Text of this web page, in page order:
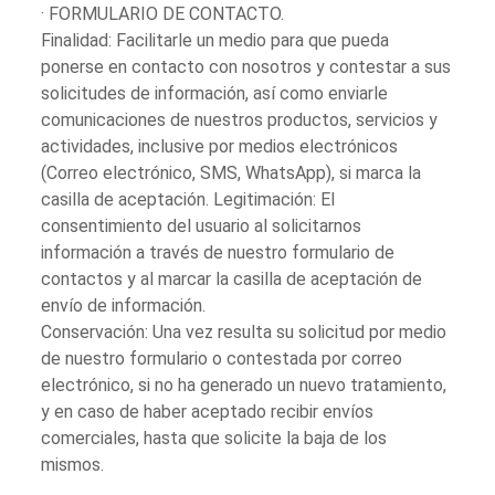
· FORMULARIO DE CONTACTO.
Finalidad: Facilitarle un medio para que pueda
ponerse en contacto con nosotros y contestar a sus
solicitudes de información, así como enviarle
comunicaciones de nuestros productos, servicios y
actividades, inclusive por medios electrónicos
(Correo electrónico, SMS, WhatsApp), si marca la
casilla de aceptación. Legitimación: El
consentimiento del usuario al solicitarnos
información a través de nuestro formulario de
contactos y al marcar la casilla de aceptación de
envío de información.
Conservación: Una vez resulta su solicitud por medio
de nuestro formulario o contestada por correo
electrónico, si no ha generado un nuevo tratamiento,
y en caso de haber aceptado recibir envíos
comerciales, hasta que solicite la baja de los
mismos.